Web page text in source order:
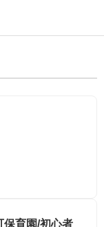
保育園/初心者